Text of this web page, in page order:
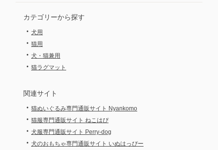
カテゴリーから探す
・ 犬用
・ 猫用
・ 犬・猫兼用
・ 猫ラグマット
関連サイト
・ 猫ぬいぐるみ専門通販サイト Nyankomo
・ 猫服専門通販サイト ねこはぴ
・ 犬服専門通販サイト Perry-dog
・ 犬のおもちゃ専門通販サイト いぬはっぴー